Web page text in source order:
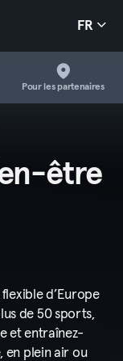
FR
Pour les partenaires
être
d’Europe
de 50 sports,
et entraînez-
en plein air ou